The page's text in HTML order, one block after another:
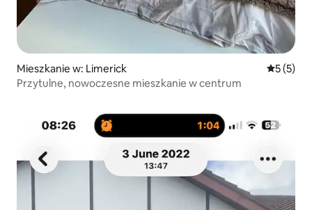
Mieszkanie w: Limerick Średnia
5 (5)
Przytulne, nowoczesne mieszkanie w centrum